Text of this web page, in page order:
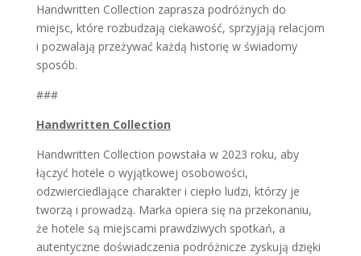
Handwritten Collection zaprasza podróżnych do
miejsc, które rozbudzają ciekawość, sprzyjają relacjom
i pozwalają przeżywać każdą historię w świadomy
sposób.
###
Handwritten Collection
Handwritten Collection powstała w 2023 roku, aby
łączyć hotele o wyjątkowej osobowości,
odzwierciedlające charakter i ciepło ludzi, którzy je
tworzą i prowadzą. Marka opiera się na przekonaniu,
że hotele są miejscami prawdziwych spotkań, a
autentyczne doświadczenia podróżnicze zyskują dzięki